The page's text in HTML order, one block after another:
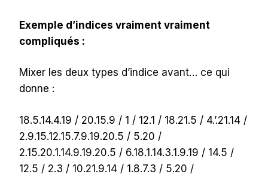
Exemple d’indices vraiment vraiment
compliqués :
Mixer les deux types d’indice avant… ce qui
donne :
18.5.14.4.19 / 20.15.9 / 1 / 12.1 / 18.21.5 / 4.’.21.14 /
2.9.15.12.15.7.9.19.20.5 / 5.20 /
2.15.20.1.14.9.19.20.5 / 6.18.1.14.3.1.9.19 / 14.5 /
12.5 / 2.3 / 10.21.9.14 / 1.8.7.3 / 5.20 /